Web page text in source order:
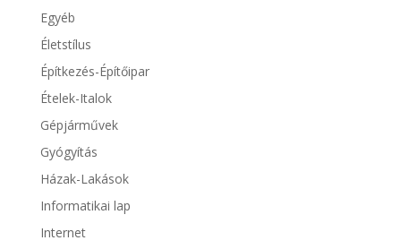
Egyéb
Életstílus
Építkezés-Építőipar
Ételek-Italok
Gépjárművek
Gyógyítás
Házak-Lakások
Informatikai lap
Internet